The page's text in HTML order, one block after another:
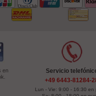
en
Servicio
+49 6443-81284-
Lun - Vie: 9:00 - 16:30 en